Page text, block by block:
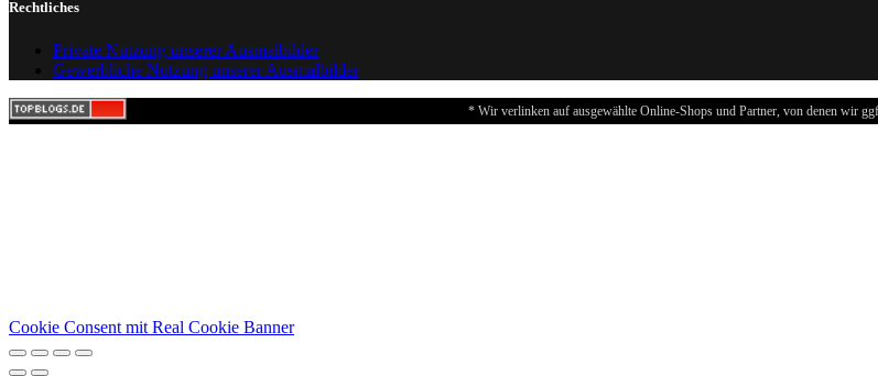
Rechtliches
Private Nutzung unserer Ausmalbilder
Gewerbliche Nutzung unserer Ausmalbilder
* Wir verlinken auf ausgewählte Online-Shops und Partner, von denen wir
Cookie Consent mit Real Cookie Banner